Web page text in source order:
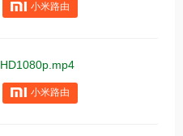
小米路由
小米路由